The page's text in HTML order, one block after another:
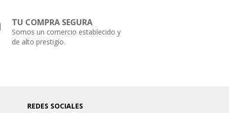
TU COMPRA SEGURA
Somos un comercio establecido y
de alto prestigio.
REDES SOCIALES